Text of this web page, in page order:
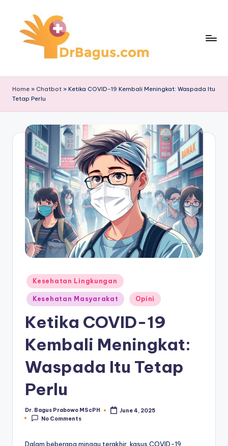
content
Home » Chatbot » Ketika COVID-19 Kembali Meningkat: Waspada Itu
Tetap Perlu
Posted
in
Kesehatan Lingkungan
Kesehatan Masyarakat Opini
Ketika COVID-19
Kembali Meningkat:
Waspada Itu Tetap
Perlu
Posted
by
Dr. Bagus Prabowo MScPH
June 4, 2025
No Comments
Dalam beberapa minggu terakhir, kasus COVID-19